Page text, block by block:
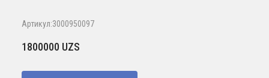
Артикул:3000950097
1800000 UZS